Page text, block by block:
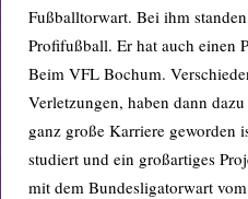
Fußballtorwart. Bei ihm
Profifußball. Er hat auch einen
Beim VFL Bochum.
Verletzungen, haben dann
ganz große Karriere geworden
studiert und ein großartiges
mit dem Bundesligatorwart